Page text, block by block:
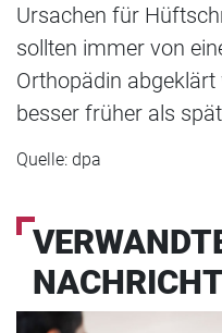
Ursachen für
sollten immer von
Orthopädin
besser früher als
Quelle: dpa